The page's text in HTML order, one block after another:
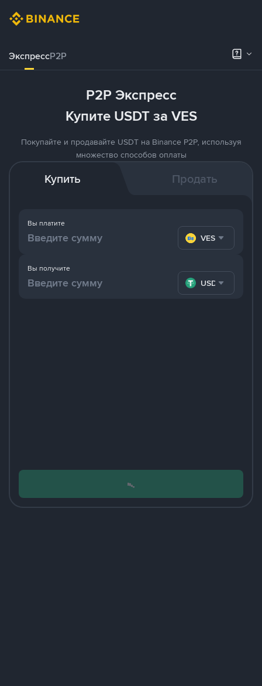
ЭкспрессP2P
P2P Экспресс
Купите USDT за VES
Покупайте и продавайте USDT на Binance P2P, используя
множество способов оплаты
Купить Продать
Вы платите
VES
Вы получите
USDT